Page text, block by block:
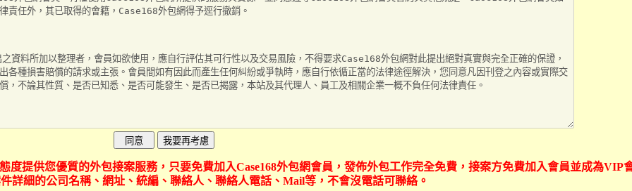
度提供您優質的外包接案服務，只要免費加入Case168外包網會員，發佈外包工作完全免費，接案方免費加入會員並成為VIP
詳細的公司名稱、網址、統編、聯絡人、聯絡人電話、Mail等，不會沒電話可聯絡。